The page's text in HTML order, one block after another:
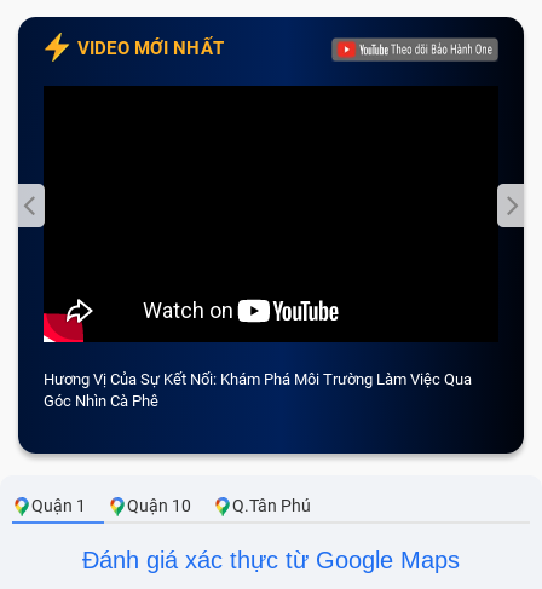
VIDEO MỚI NHẤT
Hương Vị Của Sự Kết Nối: Khám Phá Môi Trường Làm Việc Qua
Góc Nhìn Cà Phê
Quận 1 Quận 10 Q.Tân Phú
Đánh giá xác thực từ Google Maps